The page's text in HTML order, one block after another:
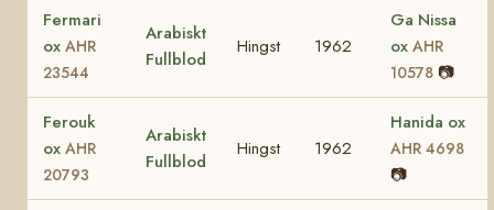
Fermari
ox AHR
23544
Arabiskt
Fullblod
Hingst 1962
Ga Nissa
ox AHR
10578 📷
Ferouk
ox AHR
20793
Arabiskt
Fullblod
Hingst 1962
Hanida ox
AHR 4698
📷